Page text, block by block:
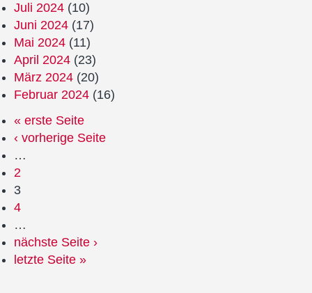
Juli 2024 (10)
Juni 2024 (17)
Mai 2024 (11)
April 2024 (23)
März 2024 (20)
Februar 2024 (16)
« erste Seite
‹ vorherige Seite
…
2
3
4
…
nächste Seite ›
letzte Seite »